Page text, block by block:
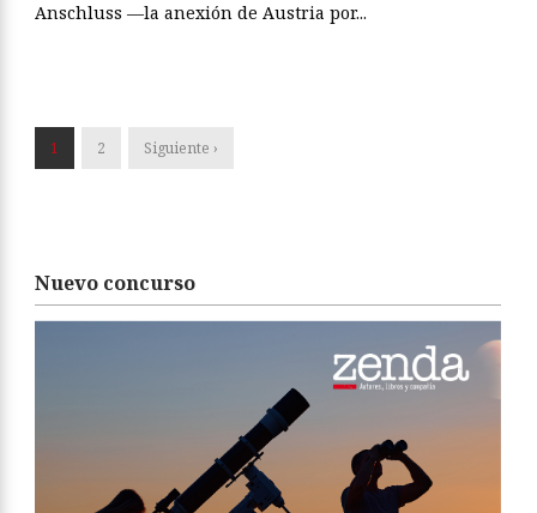
Anschluss —la anexión de Austria por...
1 2 Siguiente ›
Nuevo concurso